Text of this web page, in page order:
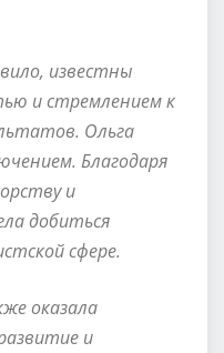
известны
и стремлением к
Ольга
Благодаря
и
добиться
сфере.
оказала
и